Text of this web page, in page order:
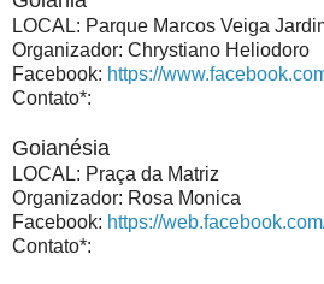
LOCAL: Parque Marcos Veiga
Organizador: Chrystiano Heliodoro
Facebook: https://
Contato*:
Goianésia
LOCAL: Praça da Matriz
Organizador: Rosa Monica
Facebook: https://
Contato*: